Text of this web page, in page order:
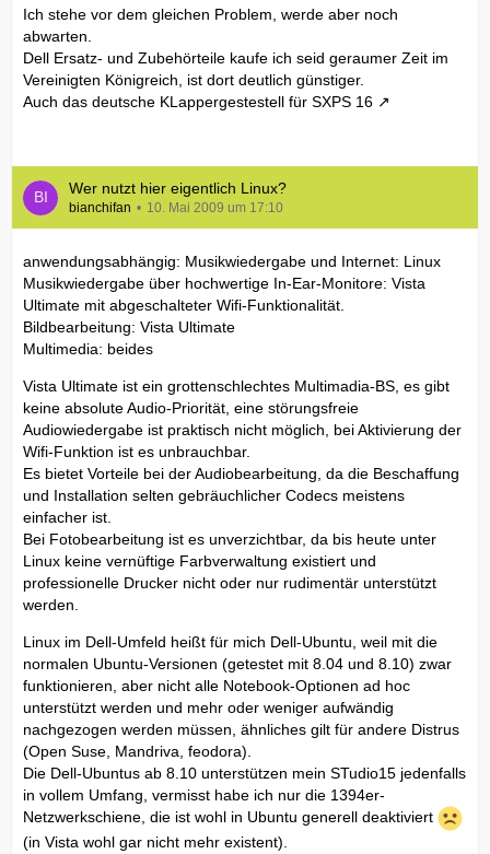
Ich stehe vor dem gleichen Problem, werde aber noch
abwarten.
Dell Ersatz- und Zubehörteile kaufe ich seid geraumer Zeit im
Vereinigten Königreich, ist dort deutlich günstiger.
Auch das deutsche KLappergestestell für SXPS 16
Wer nutzt hier eigentlich Linux?
bianchifan 10. Mai 2009 um 17:10
anwendungsabhängig: Musikwiedergabe und Internet: Linux
Musikwiedergabe über hochwertige In-Ear-Monitore: Vista
Ultimate mit abgeschalteter Wifi-Funktionalität.
Bildbearbeitung: Vista Ultimate
Multimedia: beides
Vista Ultimate ist ein grottenschlechtes Multimadia-BS, es gibt
keine absolute Audio-Priorität, eine störungsfreie
Audiowiedergabe ist praktisch nicht möglich, bei Aktivierung der
Wifi-Funktion ist es unbrauchbar.
Es bietet Vorteile bei der Audiobearbeitung, da die Beschaffung
und Installation selten gebräuchlicher Codecs meistens
einfacher ist.
Bei Fotobearbeitung ist es unverzichtbar, da bis heute unter
Linux keine vernüftige Farbverwaltung existiert und
professionelle Drucker nicht oder nur rudimentär unterstützt
werden.
Linux im Dell-Umfeld heißt für mich Dell-Ubuntu, weil mit die
normalen Ubuntu-Versionen (getestet mit 8.04 und 8.10) zwar
funktionieren, aber nicht alle Notebook-Optionen ad hoc
unterstützt werden und mehr oder weniger aufwändig
nachgezogen werden müssen, ähnliches gilt für andere Distrus
(Open Suse, Mandriva, feodora).
Die Dell-Ubuntus ab 8.10 unterstützen mein STudio15 jedenfalls
in vollem Umfang, vermisst habe ich nur die 1394er-
Netzwerkschiene, die ist wohl in Ubuntu generell deaktiviert
(in Vista wohl gar nicht mehr existent).